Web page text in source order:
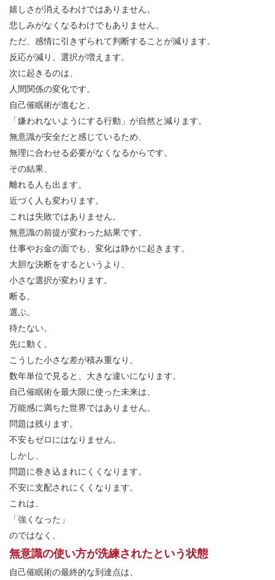
嬉しさが消えるわけではありません。
悲しみがなくなるわけでもありません。
ただ、感情に引きずられて判断することが減ります。
反応が減り、選択が増えます。
次に起きるのは、
人間関係の変化です。
自己催眠術が進むと、
「嫌われないようにする行動」が自然と減ります。
無意識が安全だと感じているため、
無理に合わせる必要がなくなるからです。
その結果、
離れる人も出ます。
近づく人も変わります。
これは失敗ではありません。
無意識の前提が変わった結果です。
仕事やお金の面でも、変化は静かに起きます。
大胆な決断をするというより、
小さな選択が変わります。
断る。
選ぶ。
待たない。
先に動く。
こうした小さな差が積み重なり、
数年単位で見ると、大きな違いになります。
自己催眠術を最大限に使った未来は、
万能感に満ちた世界ではありません。
問題は残ります。
不安もゼロにはなりません。
しかし、
問題に巻き込まれにくくなります。
不安に支配されにくくなります。
これは、
「強くなった」
のではなく、
無意識の使い方が洗練されたという状態
自己催眠術の最終的な到達点は、